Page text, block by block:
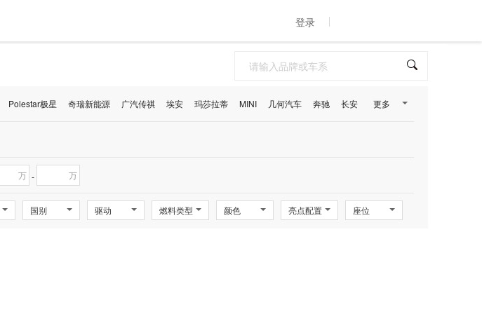
登录
Polestar极星 奇瑞新能源 广汽传祺 埃安 玛莎拉蒂 MINI 几何汽车 奔驰 长安 更多
万 - 万
国别 驱动 燃料类型 颜色 亮点配置 座位